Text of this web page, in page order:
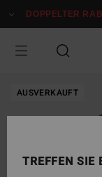
zur
springen
DOPPELTER
AUSVERKAUFT
TREFFEN SIE